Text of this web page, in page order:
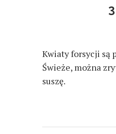
Kwiaty forsycji są
Świeże, można
suszę.